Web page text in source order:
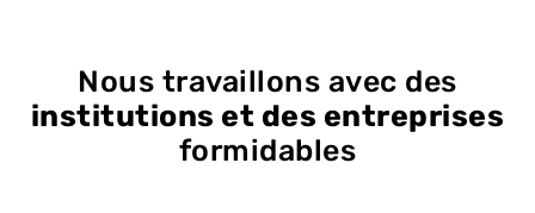
Nous travaillons avec des
institutions et des entreprises
formidables